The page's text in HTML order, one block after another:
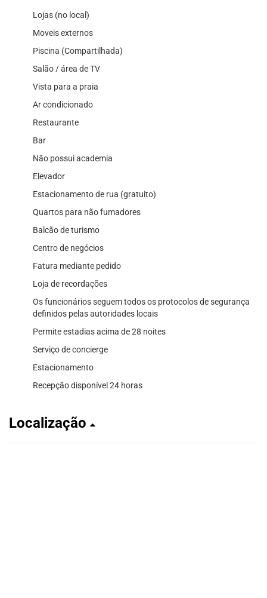
Lojas (no local)
Moveis externos
Piscina (Compartilhada)
Salão / área de TV
Vista para a praia
Ar condicionado
Restaurante
Bar
Não possui academia
Elevador
Estacionamento de rua (gratuito)
Quartos para não fumadores
Balcão de turismo
Centro de negócios
Fatura mediante pedido
Loja de recordações
Os funcionários seguem todos os protocolos de segurança
definidos pelas autoridades locais
Permite estadias acima de 28 noites
Serviço de concierge
Estacionamento
Recepção disponível 24 horas
Localização